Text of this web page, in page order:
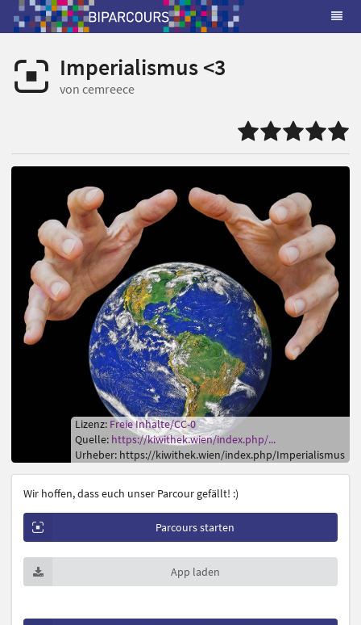
Imperialismus <3
von cemreece
Lizenz: Freie Inhalte/CC-0
Quelle: https://kiwithek.wien/index.php/...
Urheber: https://kiwithek.wien/index.php/Imperialismus
Wir hoffen, dass euch unser Parcour gefällt! :)
Parcours starten
App laden